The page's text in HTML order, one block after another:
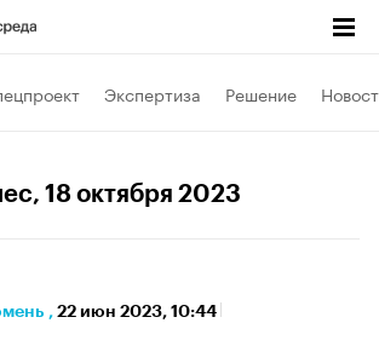
Экспертиза Решение
, 18 октября 2023
, 22 июн 2023, 10:44